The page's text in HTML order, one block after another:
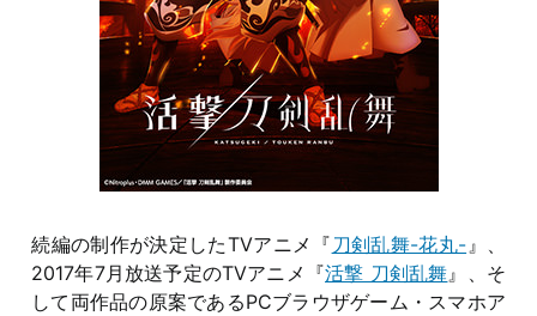
続編の制作が決定したTVアニメ『 刀剣乱舞-花丸-』、
2017年7月放送予定のTVアニメ『活撃 刀剣乱舞』、そ
して両作品の原案であるPCブラウザゲーム・スマホア